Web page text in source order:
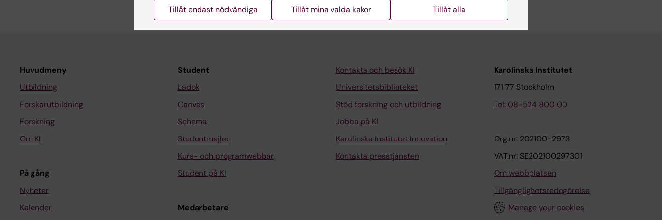
Huvudmeny
Utbildning
Forskarutbildning
Forskning
Om KI
På gång
Nyheter
Kalender
Student
Ladok
Canvas
Schema
Studentmejlen
Kurs- och programwebbar
Student på KI
Medarbetare
Kontakta och besök KI
Universitetsbiblioteket
Stöd forskning och utbildning
Jobba på KI
Karolinska Institutet Innovation
Kontakta presstjänsten
Karolinska Institutet
171 77 Stockholm
Tel: 08-524 800 00
Org.nr: 202100-2973
VAT.nr: SE202100297301
Om webbplatsen
Tillgänglighetsredogörelse
Manage your cookies
Tillåt endast nödvändiga Tillåt mina valda kakor Tillåt alla